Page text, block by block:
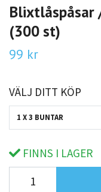
Blixtlåspåsar
(300 st)
99 kr
VÄLJ DITT KÖP
1 X 3 BUNTAR
FINNS I LAGER